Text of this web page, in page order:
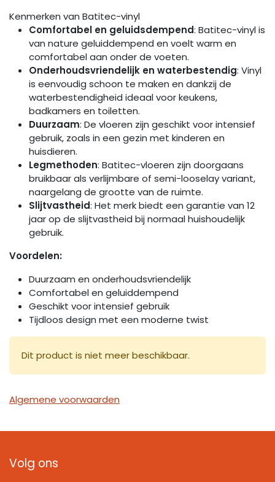
Kenmerken van Batitec-vinyl
Comfortabel en geluidsdempend: Batitec-vinyl is
van nature geluiddempend en voelt warm en
comfortabel aan onder de voeten.
Onderhoudsvriendelijk en waterbestendig: Vinyl
is eenvoudig schoon te maken en dankzij de
waterbestendigheid ideaal voor keukens,
badkamers en toiletten.
Duurzaam: De vloeren zijn geschikt voor intensief
gebruik, zoals in een gezin met kinderen en
huisdieren.
Legmethoden: Batitec-vloeren zijn doorgaans
bruikbaar als verlijmbare of semi-looselay variant,
naargelang de grootte van de ruimte.
Slijtvastheid: Het merk biedt een garantie van 12
jaar op de slijtvastheid bij normaal huishoudelijk
gebruik.
Voordelen:
Duurzaam en onderhoudsvriendelijk
Comfortabel en geluiddempend
Geschikt voor intensief gebruik
Tijdloos design met een moderne twist
Dit product is niet meer beschikbaar.
Algemene voorwaarden
Volg ons